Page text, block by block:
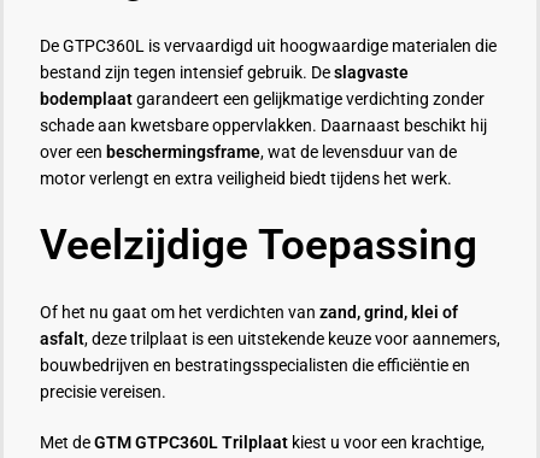
De GTPC360L is vervaardigd uit hoogwaardige materialen die
bestand zijn tegen intensief gebruik. Deslagvaste
bodemplaatgarandeert een gelijkmatige verdichting zonder
schade aan kwetsbare oppervlakken. Daarnaast beschikt hij
over een beschermingsframe, wat de levensduur van de
motor verlengt en extra veiligheid biedt tijdens het werk.
Veelzijdige Toepassing
Of het nu gaat om het verdichten van zand, grind, klei of
asfalt, deze trilplaat is een uitstekende keuze voor aannemers,
bouwbedrijven en bestratingsspecialisten die efficiëntie en
precisie vereisen.
Met deGTM GTPC360L Trilplaat kiest u voor een krachtige,